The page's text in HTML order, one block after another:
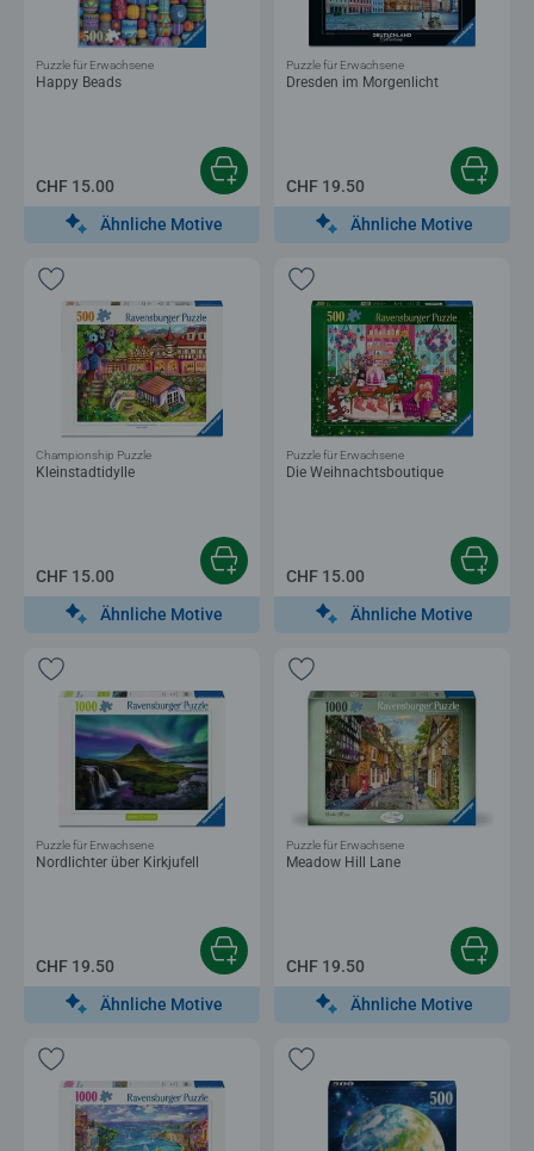
Happy Beads
Puzzle für Erwachsene
CHF 15.00
Ähnliche Motive
Dresden im Morgenlicht
Puzzle für Erwachsene
CHF 19.50
Ähnliche Motive
Kleinstadtidylle
Championship Puzzle
CHF 15.00
Ähnliche Motive
Die Weihnachtsboutique
Puzzle für Erwachsene
CHF 15.00
Ähnliche Motive
Nordlichter über Kirkjufell
Puzzle für Erwachsene
CHF 19.50
Ähnliche Motive
Meadow Hill Lane
Puzzle für Erwachsene
CHF 19.50
Ähnliche Motive